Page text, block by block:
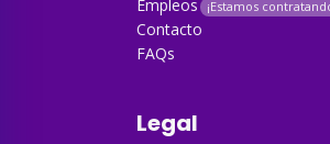
Empleos
Contacto
FAQs
Legal